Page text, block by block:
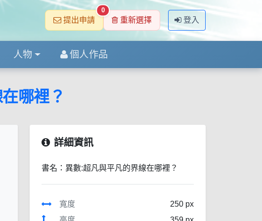
提出申請
0
重新選擇 登入
人物 個人作品
哪裡？
詳細資訊
書名：異數:超凡與平凡的界線在哪裡？
寬度
250 px